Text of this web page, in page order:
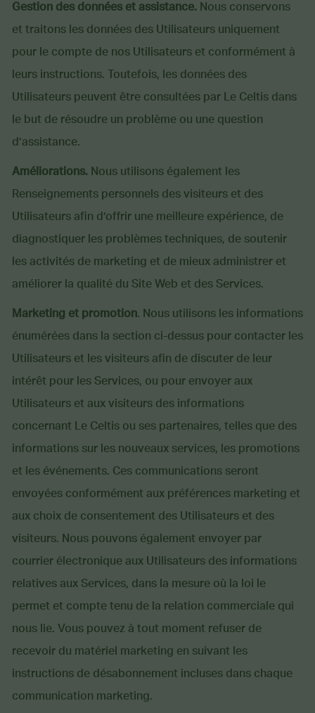
Gestion des données et assistance. Nous conservons
et traitons les données des Utilisateurs uniquement
pour le compte de nos Utilisateurs et conformément à
leurs instructions. Toutefois, les données des
Utilisateurs peuvent être consultées par Le Celtis dans
le but de résoudre un problème ou une question
d’assistance.
Améliorations. Nous utilisons également les
Renseignements personnels des visiteurs et des
Utilisateurs afin d’offrir une meilleure expérience, de
diagnostiquer les problèmes techniques, de soutenir
les activités de marketing et de mieux administrer et
améliorer la qualité du Site Web et des Services.
Marketing et promotion. Nous utilisons les informations
énumérées dans la section ci-dessus pour contacter les
Utilisateurs et les visiteurs afin de discuter de leur
intérêt pour les Services, ou pour envoyer aux
Utilisateurs et aux visiteurs des informations
concernant Le Celtis ou ses partenaires, telles que des
informations sur les nouveaux services, les promotions
et les événements. Ces communications seront
envoyées conformément aux préférences marketing et
aux choix de consentement des Utilisateurs et des
visiteurs. Nous pouvons également envoyer par
courrier électronique aux Utilisateurs des informations
relatives aux Services, dans la mesure où la loi le
permet et compte tenu de la relation commerciale qui
nous lie. Vous pouvez à tout moment refuser de
recevoir du matériel marketing en suivant les
instructions de désabonnement incluses dans chaque
communication marketing.